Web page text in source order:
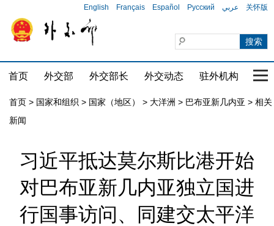
English Français Español Русский عربي 关怀版
首页 外交部 外交部长 外交动态 驻外机构 国
首页 > 国家和组织 > 国家（地区） > 大洋洲 > 巴布亚新几内亚 > 相关
新闻
习近平抵达莫尔斯比港开始
对巴布亚新几内亚独立国进
行国事访问、同建交太平洋